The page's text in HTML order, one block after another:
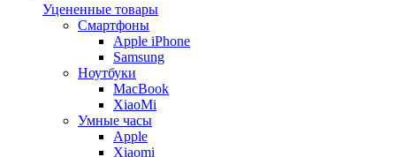
Уцененные товары
Cмартфоны
Apple iPhone
Samsung
Ноутбуки
MacBook
XiaoMi
Умные часы
Apple
Xiaomi